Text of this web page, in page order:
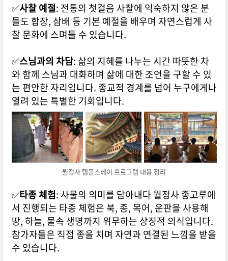
✅사찰 예절: 전통의 첫걸음 사찰에 익숙하지 않은 분
들도 합장, 삼배 등 기본 예절을 배우며 자연스럽게 사
찰 문화에 스며들 수 있습니다.
✅스님과의 차담: 삶의 지혜를 나누는 시간 따뜻한 차
와 함께 스님과 대화하며 삶에 대한 조언을 구할 수 있
는 편안한 자리입니다. 종교적 경계를 넘어 누구에게나
열려 있는 특별한 기회입니다.
월정사 템플스테이 프로그램 내용 정리
✅타종 체험: 사물의 의미를 담아내다 월정사 종고루에
서 진행되는 타종 체험은 북, 종, 목어, 운판을 사용해
땅, 하늘, 물속 생명까지 위무하는 상징적 의식입니다.
참가자들은 직접 종을 치며 자연과 연결된 느낌을 받을
수 있습니다.